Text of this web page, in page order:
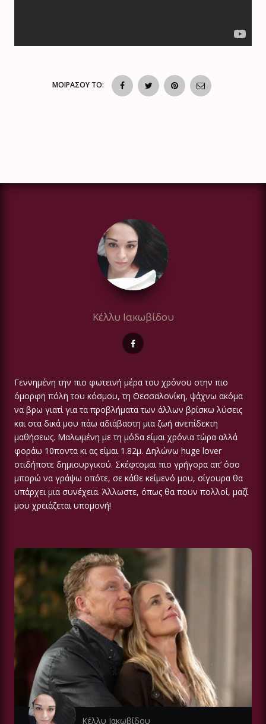
ΜΟΙΡΑΣΟΥ ΤΟ:
Κέλλυ Ιακωβίδου
Γεννημένη την πιο φωτεινή μέρα του χρόνου στην πιο
όμορφη πόλη του κόσμου, τη Θεσσαλονίκη, ψάχνω ακόμα
να βρω γιατί για τα προβλήματα των άλλων βρίσκω λύσεις
και στα δικά μου πάω αδιάβαστη μια ζωή ανεπίδεκτη
μαθήσεως. Μαλωμένη με τη μόδα είμαι χρόνια τώρα αλλά
φοράω 10ποντα κι ας είμαι 1.82μ. Δηλώνω huge lover
οτιδήποτε δημιουργικού. Σκέφτομαι πιο γρήγορα απ’ όσο
μπορώ να γράψω οπότε, σε κάθε κείμενό μου, σίγουρα θα
υπάρχει μια συνέχεια. Άλλωστε, όπως θα πουν πολλοί, μαζί
μου χρειάζεται υπομονή!
Κέλλυ Ιακωβίδου